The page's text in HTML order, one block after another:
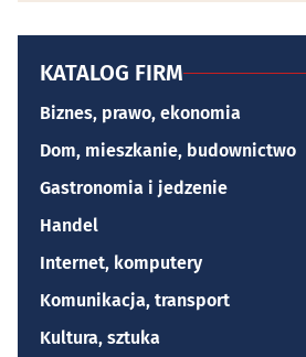
KATALOG FIRM
Biznes, prawo, ekonomia
Dom, mieszkanie, budownictwo
Gastronomia i jedzenie
Handel
Internet, komputery
Komunikacja, transport
Kultura, sztuka